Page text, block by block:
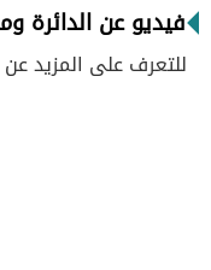
فيديو عن الدائرة
للتعرف على المزيد